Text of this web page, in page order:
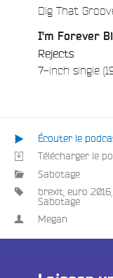
Dig That
I'm Forever
Rejects
7-inch single
Écouter le
Télécharger le
Sabotage
brexit euro 2016
Sabotage
Megan